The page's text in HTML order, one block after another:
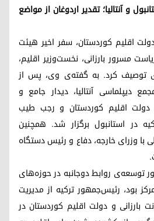
و آنتالیا؛ تقدیر اردوغان از مواضع
اقلیم کوردستان، سفر اخیر هیئت
مسرور بارزانی، نخست‌وزیر اقلیم،
توصیف کرد. به گفته‌ی وی، پس از
دیپلماسی آنتالیا، دیدار جامع و
دولت اقلیم کوردستان و رجب طیب
در استانبول برگزار شد. همچنین
با وزرای خارجه، دفاع و رئیس دستگاه
توسعه‌ی روابط دوجانبه در حوزه‌های
بود، رئیس‌جمهور ترکیه از مدیریت
بارزانی و دولت اقلیم کوردستان در